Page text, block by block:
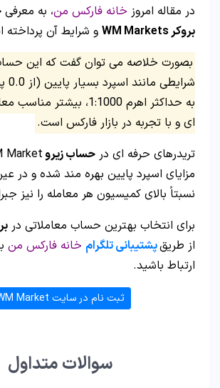
در مقاله امروز خانه فارکس من، به معرفی
بروکر WM Markets
و شرایط آن پرداخته
بصورت خلاصه می توان گفت که این
به حداکثر اهرم 1:1000،
ای و با تجربه در بازار فارکس است.
تریدرهای حرفه ای در حساب زیرو
مزایای اسپرد پایین بهره مند شده و در
نسبتاً بالای کمیسیون هر معامله را نیز
برای انتخاب بهترین حساب معاملاتی در
از طریقپشتیبانی تلگرام خانه فارکس من
ارتباط باشید.
ثبت نام در سایت WM Market
سوالات متداول